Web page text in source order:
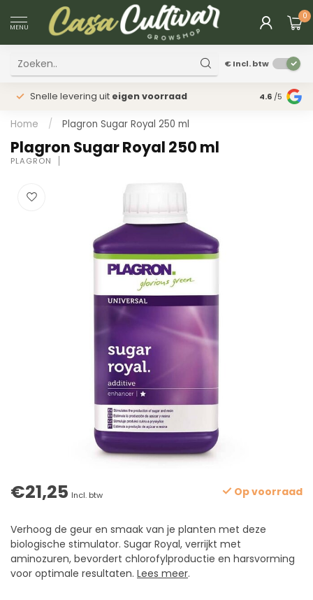
MENU
0
€Incl. btw
Snelle levering uit eigen voorraad Fysieke
4.6 /5
Home / Plagron Sugar Royal 250 ml
Plagron Sugar Royal 250 ml
PLAGRON
€21,25 Incl. btw Op voorraad
Verhoog de geur en smaak van je planten met deze
biologische stimulator. Sugar Royal, verrijkt met
aminozuren, bevordert chlorofylproductie en harsvorming
voor optimale resultaten. Lees meer.